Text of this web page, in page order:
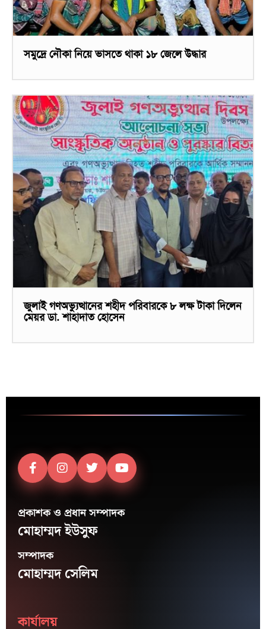
সমুদ্রে নৌকা নিয়ে ভাসতে থাকা ১৮ জেলে উদ্ধার
জুলাই গণঅভ্যুত্থানের শহীদ পরিবারকে ৮ লক্ষ টাকা দিলেন
মেয়র ডা. শাহাদাত হোসেন
প্রকাশক ও প্রধান সম্পাদক
মোহাম্মদ ইউসুফ
সম্পাদক
মোহাম্মদ সেলিম
কার্যালয়